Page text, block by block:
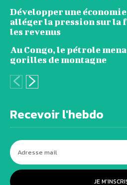
Développer une
alléger la pression sur la
les revenus
Au Congo, le pétrole
gorilles de montagne
Recevoir l'hebdo
JE